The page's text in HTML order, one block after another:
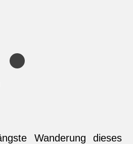
Wanderung dieses